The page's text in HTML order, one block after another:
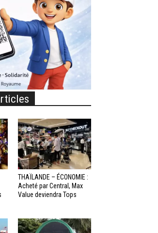
THAÏLANDE – ÉCONOMIE :
Acheté par Central, Max
Value deviendra Tops